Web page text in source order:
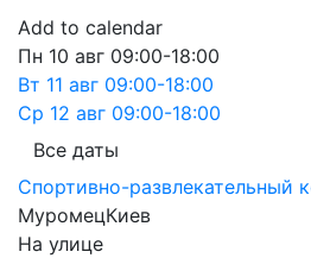
Add to calendar
Пн 10 авг 09:00-18:00
Вт 11 авг 09:00-18:00
Ср 12 авг 09:00-18:00
Все даты
Спортивно-развлекательный
МуромецКиев
На улице